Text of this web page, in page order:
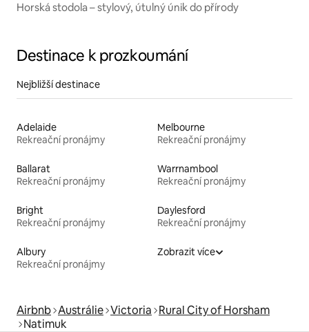
Horská stodola – stylový, útulný únik do přírody
Destinace k prozkoumání
Nejbližší destinace
Adelaide
Rekreační pronájmy
Melbourne
Rekreační pronájmy
Ballarat
Rekreační pronájmy
Warrnambool
Rekreační pronájmy
Bright
Rekreační pronájmy
Daylesford
Rekreační pronájmy
Albury
Rekreační pronájmy
Zobrazit více
Airbnb Austrálie Victoria Rural City of Horsham
Natimuk